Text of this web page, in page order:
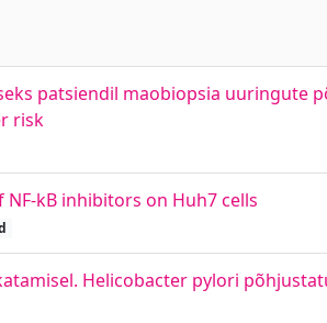
patsiendil maobiopsia uuringute
risk
kB inhibitors on Huh7 cells
Helicobacter pylori